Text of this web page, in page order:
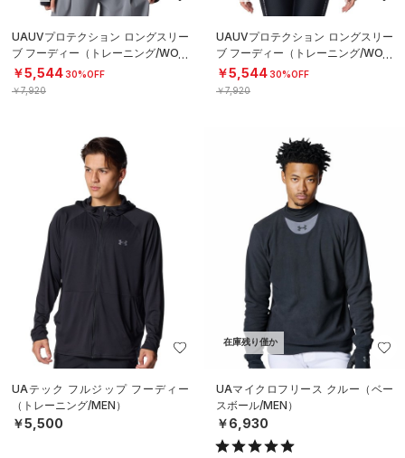
UAUVプロテクション ロングスリー
ブ フーディー（トレーニング/WOM
EN）
￥5,54430%OFF
￥7,920
UAUVプロテクション ロングスリー
ブ フーディー（トレーニング/WOM
EN）
￥5,54430%OFF
￥7,920
UAテック フルジップ フーディー
（トレーニング/MEN）
￥5,500
在庫残り僅か
UAマイクロフリース クルー（ベー
スボール/MEN）
￥6,930